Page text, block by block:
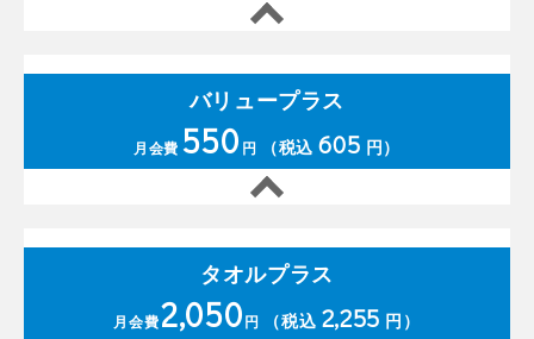
バリュープラス
月会費 550 円 （税込 605 円）
タオルプラス
月会費2,050円 （税込 2,255 円）